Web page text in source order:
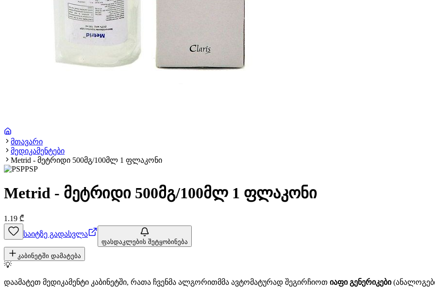
მთავარი
მედიკამენტები
Metrid - მეტრიდი 500მგ/100მლ 1 ფლაკონი
PSP
Metrid - მეტრიდი 500მგ/100მლ 1 ფლაკონი
1.19 ₾
საიტზე გადასვლა
ფასდაკლების შეტყობინება
კაბინეტში დამატება
💡
დაამატეთ მედიკამენტი კაბინეტში, რათა ჩვენმა ალგორითმმა ავტომატურად შეგირჩიოთ იაფი გენერიკები